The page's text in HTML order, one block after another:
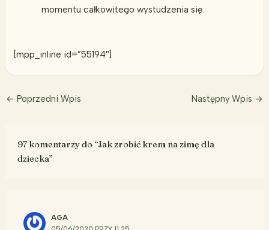
momentu całkowitego wystudzenia się.
[mpp_inline id=”55194″]
← Poprzedni Wpis Następny Wpis →
97 komentarzy do “Jak zrobić krem na zimę dla
dziecka”
AGA